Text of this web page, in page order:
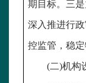
期目标。三
深入推进行
控监管，稳定
(二)机构